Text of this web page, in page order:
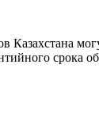
Казахстана
срока